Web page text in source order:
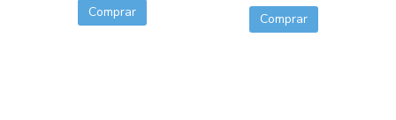
Comprar Comprar